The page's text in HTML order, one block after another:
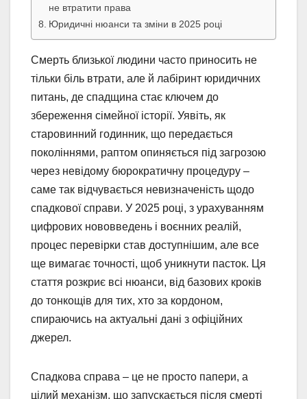
не втратити права
Юридичні нюанси та зміни в 2025 році
Смерть близької людини часто приносить не
тільки біль втрати, але й лабіринт юридичних
питань, де спадщина стає ключем до
збереження сімейної історії. Уявіть, як
старовинний годинник, що передається
поколіннями, раптом опиняється під загрозою
через невідому бюрократичну процедуру –
саме так відчувається невизначеність щодо
спадкової справи. У 2025 році, з урахуванням
цифрових нововведень і воєнних реалій,
процес перевірки став доступнішим, але все
ще вимагає точності, щоб уникнути пасток. Ця
стаття розкриє всі нюанси, від базових кроків
до тонкощів для тих, хто за кордоном,
спираючись на актуальні дані з офіційних
джерел.
Спадкова справа – це не просто папери, а
цілий механізм, що запускається після смерті